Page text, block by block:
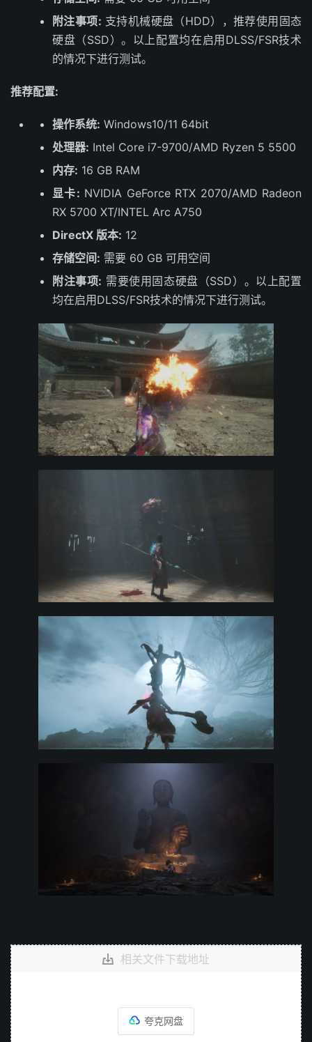
附注事项: 支持机械硬盘（HDD），推荐使用固态
硬盘（SSD）。以上配置均在启用DLSS/FSR技术
的情况下进行测试。
推荐配置:
操作系统: Windows10/11 64bit
处理器: Intel Core i7-9700/AMD Ryzen 5 5500
内存: 16 GB RAM
显卡: NVIDIA GeForce RTX 2070/AMD Radeon
RX 5700 XT/INTEL Arc A750
DirectX 版本: 12
存储空间: 需要 60 GB 可用空间
附注事项: 需要使用固态硬盘（SSD）。以上配置
均在启用DLSS/FSR技术的情况下进行测试。
相关文件下载地址
夸克网盘